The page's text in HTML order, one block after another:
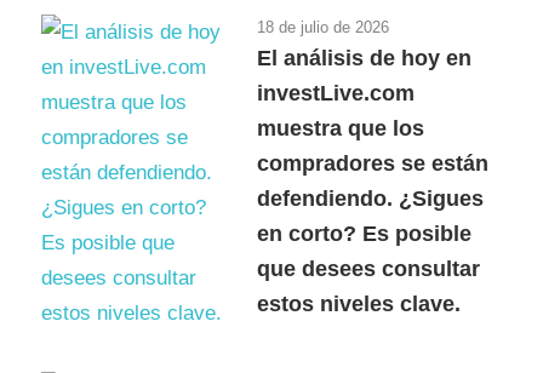
18 de julio de 2026
El análisis de hoy en
investLive.com
muestra que los
compradores se están
defendiendo. ¿Sigues
en corto? Es posible
que desees consultar
estos niveles clave.